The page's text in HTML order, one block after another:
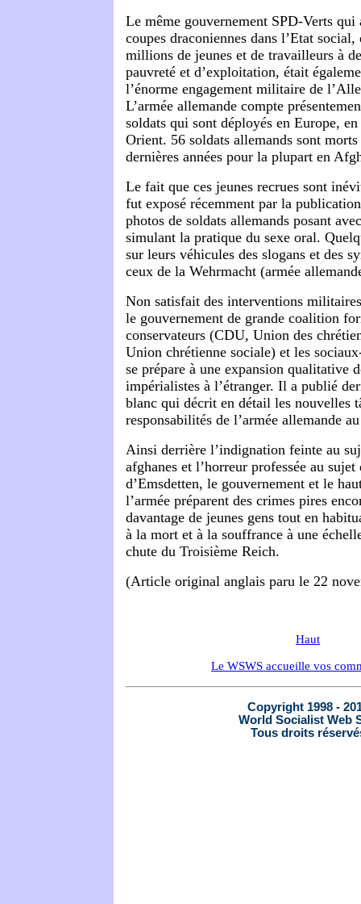
Le même gouvernement SPD-Verts qui
coupes draconiennes dans l’Etat social,
millions de jeunes et de travailleurs à
pauvreté et d’exploitation, était
l’énorme engagement militaire de
L’armée allemande compte
soldats qui sont déployés en Europe,
Orient. 56 soldats allemands sont
dernières années pour la plupart en
Le fait que ces jeunes recrues sont
fut exposé récemment par la
photos de soldats allemands posant
simulant la pratique du sexe oral.
sur leurs véhicules des slogans et des
ceux de la Wehrmacht (armée
Non satisfait des interventions
le gouvernement de grande coalition
conservateurs (CDU, Union des
Union chrétienne sociale) et les
se prépare à une expansion qualitative
impérialistes à l’étranger. Il a publié
blanc qui décrit en détail les nouvelles
responsabilités de l’armée allemande
Ainsi derrière l’indignation feinte au
afghanes et l’horreur professée au
d’Emsdetten, le gouvernement et le
l’armée préparent des crimes pires
davantage de jeunes gens tout en
à la mort et à la souffrance à une
chute du Troisième Reich.
(Article original anglais paru le 22
Haut
Le WSWS accueille vos
Copyright 1998 -
World Socialist Web
Tous droits